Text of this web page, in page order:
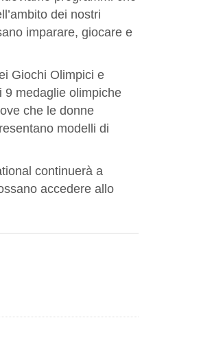
dei nostri
imparare, giocare e
Giochi Olimpici e
9 medaglie olimpiche
che le donne
modelli di
continuerà a
accedere allo